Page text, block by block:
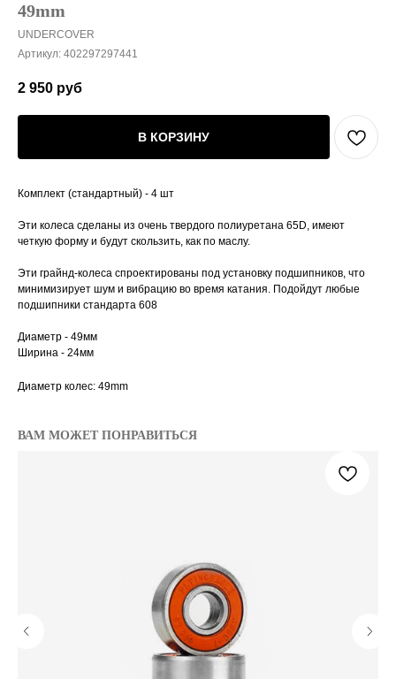
49mm
UNDERCOVER
Артикул: 402297297441
2 950 руб
В КОРЗИНУ
Комплект (стандартный) - 4 шт
Эти колеса сделаны из очень твердого полиуретана 65D, имеют
четкую форму и будут скользить, как по маслу.
Эти грайнд-колеса спроектированы под установку подшипников, что
минимизирует шум и вибрацию во время катания. Подойдут любые
подшипники стандарта 608
Диаметр - 49мм
Ширина - 24мм
Диаметр колес: 49mm
ВАМ МОЖЕТ ПОНРАВИТЬСЯ